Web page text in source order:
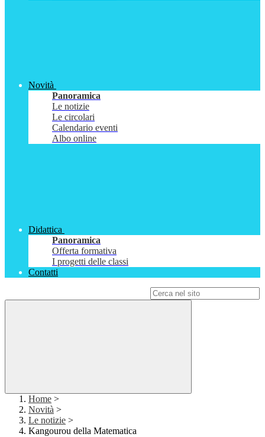
Novità
Panoramica
Le notizie
Le circolari
Calendario eventi
Albo online
Didattica
Panoramica
Offerta formativa
I progetti delle classi
Contatti
Home >
Novità >
Le notizie >
Kangourou della Matematica